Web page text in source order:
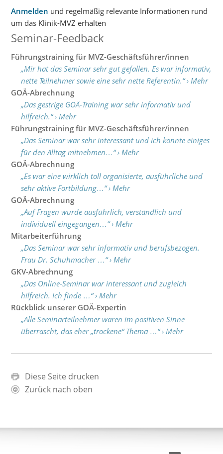
Anmelden und regelmäßig relevante Informationen rund
um das Klinik-MVZ erhalten
Seminar-Feedback
Führungstraining für MVZ-Geschäftsführer/innen
„Mir hat das Seminar sehr gut gefallen. Es war informativ,
nette Teilnehmer sowie eine sehr nette Referentin.“ › Mehr
GOÄ-Abrechnung
„Das gestrige GOÄ-Training war sehr informativ und
hilfreich.“ › Mehr
Führungstraining für MVZ-Geschäftsführer/innen
„Das Seminar war sehr interessant und ich konnte einiges
für den Alltag mitnehmen…“ › Mehr
GOÄ-Abrechnung
„Es war eine wirklich toll organisierte, ausführliche und
sehr aktive Fortbildung…“ › Mehr
GOÄ-Abrechnung
„Auf Fragen wurde ausführlich, verständlich und
individuell eingegangen…“ › Mehr
Mitarbeiterführung
„Das Seminar war sehr informativ und berufsbezogen.
Frau Dr. Schuhmacher …“ › Mehr
GKV-Abrechnung
„Das Online-Seminar war interessant und zugleich
hilfreich. Ich finde …“ › Mehr
Rückblick unserer GOÄ-Expertin
„Alle Seminarteilnehmer waren im positiven Sinne
überrascht, das eher „trockene“ Thema …“ › Mehr
Diese Seite drucken
Zurück nach oben